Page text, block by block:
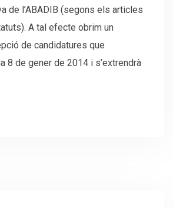
de l’ABADIB (segons els articles
A tal efecte obrim un
de candidatures que
8 de gener de 2014 i s’extrendrà